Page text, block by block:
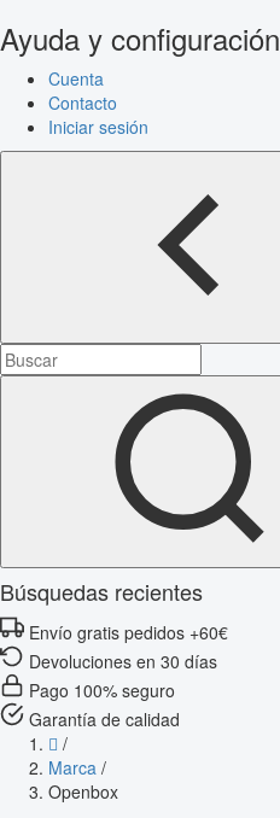
Ayuda y configuración
Cuenta
Contacto
Iniciar sesión
Búsquedas recientes
Envío gratis pedidos +60€
Devoluciones en 30 días
Pago 100% seguro
Garantía de calidad
/
Marca /
Openbox